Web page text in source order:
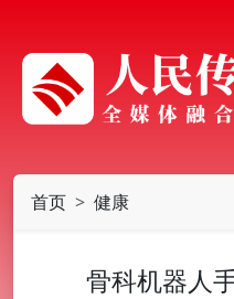
首页 健康
骨科机器人